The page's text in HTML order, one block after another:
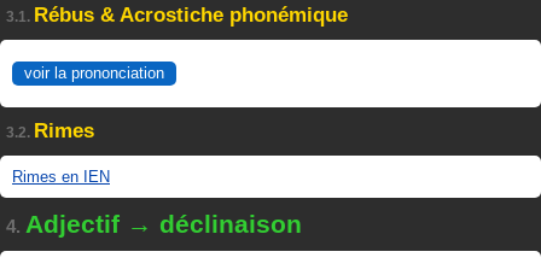
3.1. Rébus & Acrostiche phonémique
voir la prononciation
3.2. Rimes
Rimes en IEN
4. Adjectif → déclinaison